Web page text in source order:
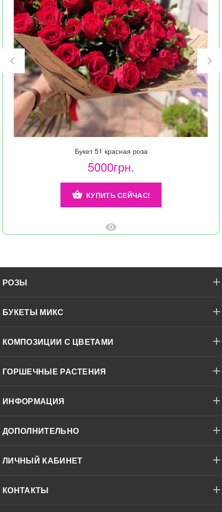
Букет 51 красная роза
5000грн.
КУПИТЬ СЕЙЧАС!
РОЗЫ
БУКЕТЫ МИКС
КОМПОЗИЦИИ С ЦВЕТАМИ
ГОРШЕЧНЫЕ РАСТЕНИЯ
ИНФОРМАЦИЯ
ДОПОЛНИТЕЛЬНО
ЛИЧНЫЙ КАБИНЕТ
КОНТАКТЫ